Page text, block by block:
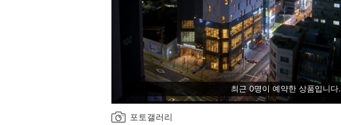
최근 0명이 예약한 상품입니다.
포토갤러리